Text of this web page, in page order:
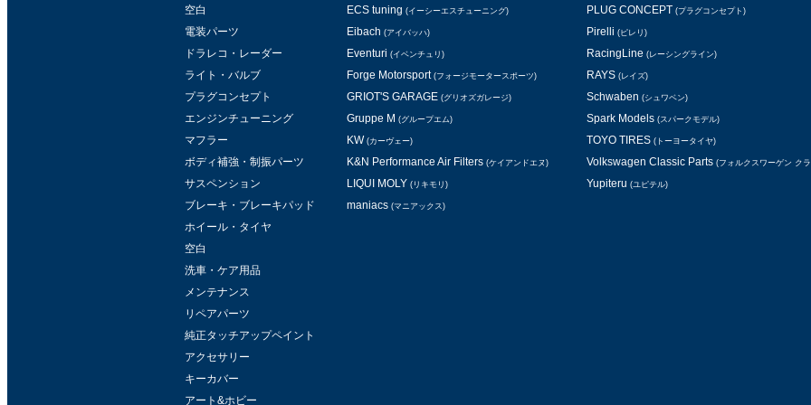
空白
電装パーツ
ドラレコ・レーダー
ライト・バルブ
プラグコンセプト
エンジンチューニング
マフラー
ボディ補強・制振パーツ
サスペンション
ブレーキ・ブレーキパッド
ホイール・タイヤ
空白
洗車・ケア用品
メンテナンス
リペアパーツ
純正タッチアップペイント
アクセサリー
キーカバー
アート&ホビー
ECS tuning (イーシーエスチューニング)
Eibach (アイバッハ)
Eventuri (イベンチュリ)
Forge Motorsport (フォージモータースポーツ)
GRIOT'S GARAGE (グリオズガレージ)
Gruppe M (グループエム)
KW (カーヴェー)
K&N Performance Air Filters (ケイアンドエヌ)
LIQUI MOLY (リキモリ)
maniacs (マニアックス)
PLUG CONCEPT (プラグコンセプト)
Pirelli (ピレリ)
RacingLine (レーシングライン)
RAYS (レイズ)
Schwaben (シュワベン)
Spark Models (スパークモデル)
TOYO TIRES (トーヨータイヤ)
Volkswagen Classic Parts (フォルクスワーゲン ク
Yupiteru (ユピテル)